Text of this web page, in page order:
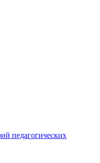
педагогических